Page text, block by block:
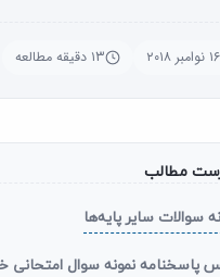
۱۶ نوامبر ۲۰۱۸ ۱۳ دقیقه مطالعه
مطالب
سوالات سایر پایه‌ها
پاسخنامه نمونه سوال امتحانی